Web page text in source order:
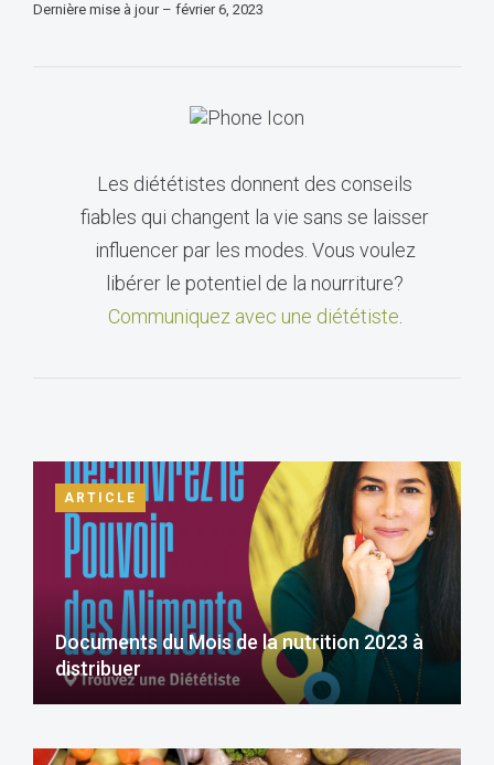
Dernière mise à jour – février 6, 2023
Les diététistes donnent des conseils
fiables qui changent la vie sans se laisser
influencer par les modes. Vous voulez
libérer le potentiel de la nourriture?
Communiquez avec une diététiste
ARTICLE
Documents du Mois de la nutrition 2023 à
distribuer